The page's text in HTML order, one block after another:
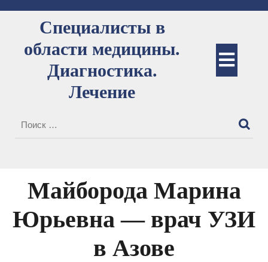
содержимомуСпециалисты в
области медицины.
Диагностика.
Лечение
Майборода Марина
Юрьевна — врач УЗИ
в Азове